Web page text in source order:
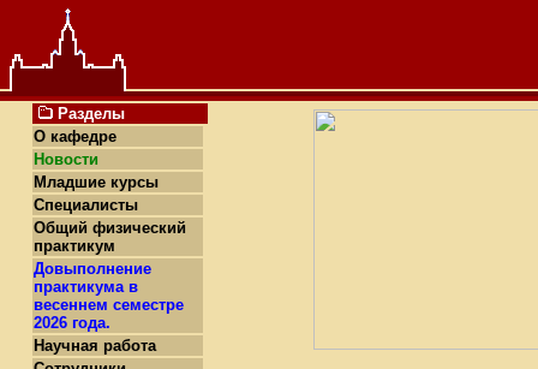
Разделы
О кафедре
Новости
Младшие курсы
Специалисты
Общий физический
практикум
Довыполнение
практикума в
весеннем семестре
2026 года.
Научная работа